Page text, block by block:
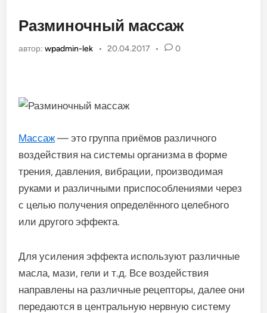
Разминочный массаж
автор:wpadmin-lek • 20.04.2017 • 0
Массаж — это группа приёмов различного
воздействия на системы организма в форме
трения, давления, вибрации, производимая
руками и различными приспособлениями через
с целью получения определённого целебного
или другого эффекта.
Для усиления эффекта используют различные
масла, мази, гели и т.д. Все воздействия
направлены на различные рецепторы, далее они
передаются в центральную нервную систему